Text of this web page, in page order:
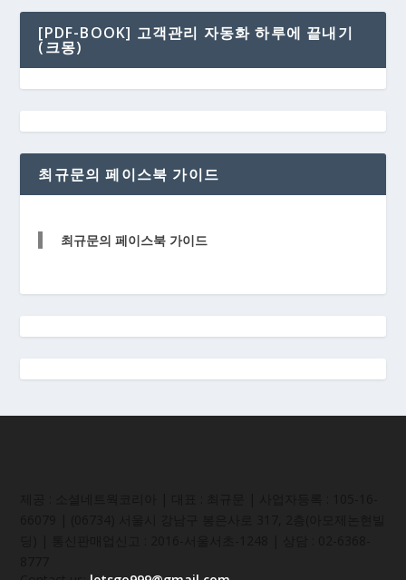
[PDF-BOOK] 고객관리 자동화 하루에 끝내기
(크몽)
최규문의 페이스북 가이드
최규문의 페이스북 가이드